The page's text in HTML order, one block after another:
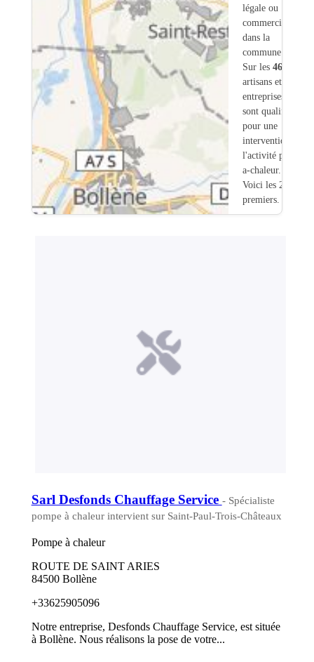
légale ou
commerciale
dans la
commune.
Sur les 46
artisans et
entreprises
sont qualifiés
pour une
intervention sur
l'activité pompe-
a-chaleur.
Voici les 20
premiers.
Sarl Desfonds Chauffage Service - Spécialiste
pompe à chaleur intervient sur Saint-Paul-Trois-Châteaux
Pompe à chaleur
ROUTE DE SAINT ARIES
84500 Bollène
+33625905096
Notre entreprise, Desfonds Chauffage Service, est située
à Bollène. Nous réalisons la pose de votre...